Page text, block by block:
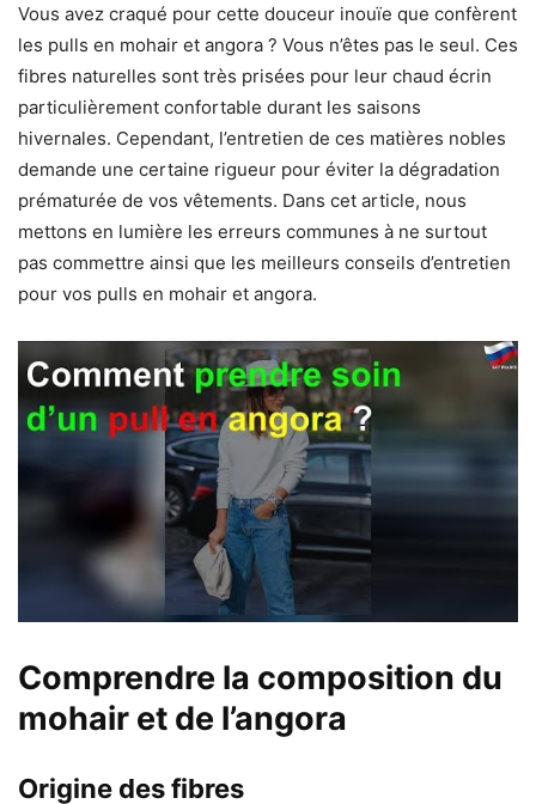
Vous avez craqué pour cette douceur inouïe que confèrent
les pulls en mohair et angora ? Vous n’êtes pas le seul. Ces
fibres naturelles sont très prisées pour leur chaud écrin
particulièrement confortable durant les saisons
hivernales. Cependant, l’entretien de ces matières nobles
demande une certaine rigueur pour éviter la dégradation
prématurée de vos vêtements. Dans cet article, nous
mettons en lumière les erreurs communes à ne surtout
pas commettre ainsi que les meilleurs conseils d’entretien
pour vos pulls en mohair et angora.
Comprendre la composition du
mohair et de l’angora
Origine des fibres